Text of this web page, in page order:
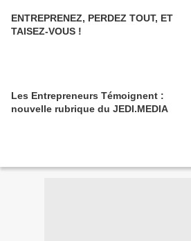
ENTREPRENEZ, PERDEZ TOUT, ET
TAISEZ-VOUS !
Les Entrepreneurs Témoignent :
nouvelle rubrique du JEDI.MEDIA